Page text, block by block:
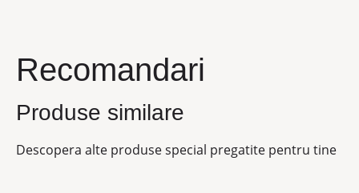
Recomandari
Produse similare
Descopera alte produse special pregatite pentru tine